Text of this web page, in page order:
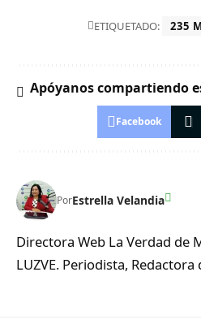
ETIQUETADO: 235
Apóyanos compartiendo
Facebook
PorEstrella Velandia
Directora Web La Verdad de
LUZVE. Periodista,